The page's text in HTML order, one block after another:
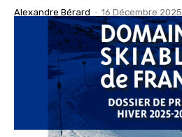
Alexandre Bérard - 16 Décembre 2025